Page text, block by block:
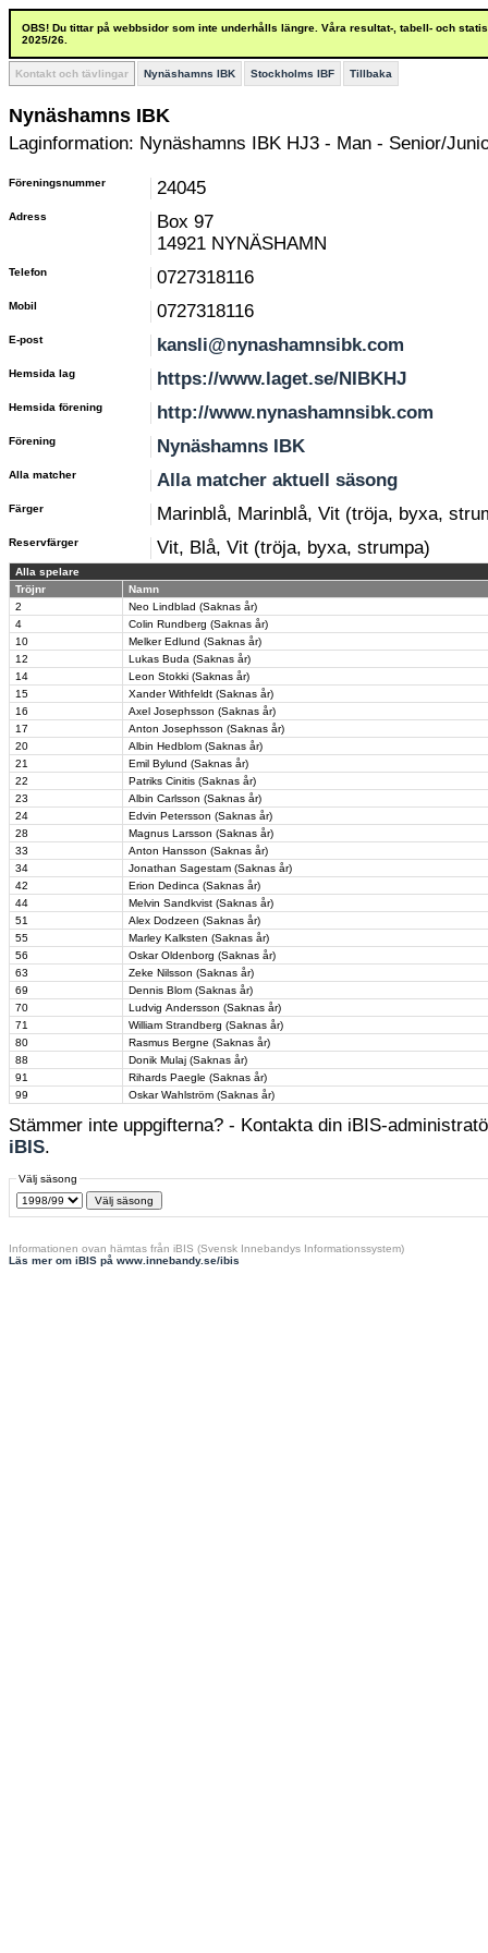
OBS! Du tittar på webbsidor som inte underhålls längre. Våra resultat-, tabell- och
2025/26.
Kontakt och tävlingar Nynäshamns IBK Stockholms IBF Tillbaka
Nynäshamns IBK
Laginformation: Nynäshamns IBK HJ3 - Man - Senior/
Föreningsnummer 24045
Adress
Box 97
14921 NYNÄSHAMN
Telefon 0727318116
Mobil 0727318116
E-post kansli@nynashamnsibk.com
Hemsida lag https://www.laget.se/NIBKHJ
Hemsida förening http://www.nynashamnsibk.com
Förening Nynäshamns IBK
Alla matcher Alla matcher aktuell säsong
Färger Marinblå, Marinblå, Vit (tröja, byxa,
Reservfärger Vit, Blå, Vit (tröja, byxa, strumpa)
Alla spelare
Tröjnr
Namn
2
Neo Lindblad (Saknas år)
4
Colin Rundberg (Saknas år)
10
Melker Edlund (Saknas år)
12
Lukas Buda (Saknas år)
14
Leon Stokki (Saknas år)
15
Xander Withfeldt (Saknas år)
16
Axel Josephsson (Saknas år)
17
Anton Josephsson (Saknas år)
20
Albin Hedblom (Saknas år)
21
Emil Bylund (Saknas år)
22
Patriks Cinitis (Saknas år)
23
Albin Carlsson (Saknas år)
24
Edvin Petersson (Saknas år)
28
Magnus Larsson (Saknas år)
33
Anton Hansson (Saknas år)
34
Jonathan Sagestam (Saknas år)
42
Erion Dedinca (Saknas år)
44
Melvin Sandkvist (Saknas år)
51
Alex Dodzeen (Saknas år)
55
Marley Kalksten (Saknas år)
56
Oskar Oldenborg (Saknas år)
63
Zeke Nilsson (Saknas år)
69
Dennis Blom (Saknas år)
70
Ludvig Andersson (Saknas år)
71
William Strandberg (Saknas år)
80
Rasmus Bergne (Saknas år)
88
Donik Mulaj (Saknas år)
91
Rihards Paegle (Saknas år)
99
Oskar Wahlström (Saknas år)
Stämmer inte uppgifterna? - Kontakta din iBIS-
iBIS.
Välj säsong
Informationen ovan hämtas från iBIS (Svensk Innebandys Informationssystem)
Läs mer om iBIS på www.innebandy.se/ibis